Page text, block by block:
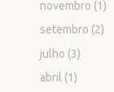
novembro (1)
setembro (2)
julho (3)
abril (1)